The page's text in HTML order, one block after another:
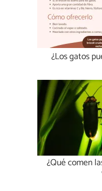
¿Los gatos
¿Qué comen